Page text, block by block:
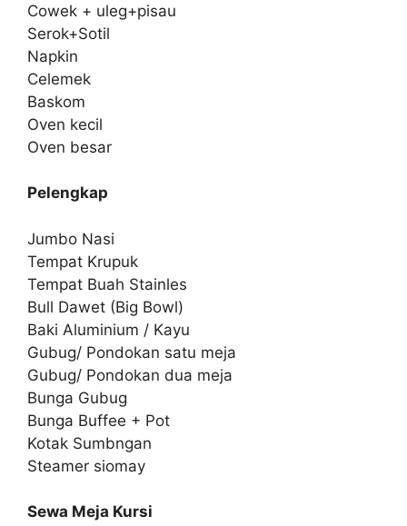
Cowek + uleg+pisau
Serok+Sotil
Napkin
Celemek
Baskom
Oven kecil
Oven besar
Pelengkap
Jumbo Nasi
Tempat Krupuk
Tempat Buah Stainles
Bull Dawet (Big Bowl)
Baki Aluminium / Kayu
Gubug/ Pondokan satu meja
Gubug/ Pondokan dua meja
Bunga Gubug
Bunga Buffee + Pot
Kotak Sumbngan
Steamer siomay
Sewa Meja Kursi